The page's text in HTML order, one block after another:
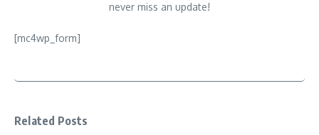
never miss an update!
[mc4wp_form]
Related Posts